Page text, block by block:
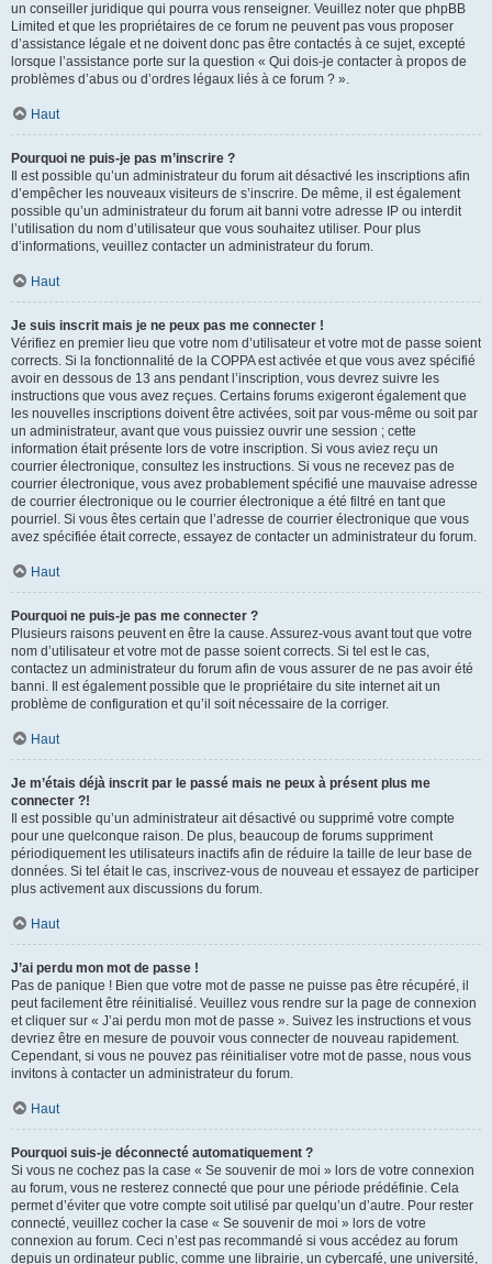
un conseiller juridique qui pourra vous renseigner. Veuillez noter que phpBB
Limited et que les propriétaires de ce forum ne peuvent pas vous proposer
d’assistance légale et ne doivent donc pas être contactés à ce sujet, excepté
lorsque l’assistance porte sur la question « Qui dois-je contacter à propos de
problèmes d’abus ou d’ordres légaux liés à ce forum ? ».
Haut
Pourquoi ne puis-je pas m’inscrire ?
Il est possible qu’un administrateur du forum ait désactivé les inscriptions afin
d’empêcher les nouveaux visiteurs de s’inscrire. De même, il est également
possible qu’un administrateur du forum ait banni votre adresse IP ou interdit
l’utilisation du nom d’utilisateur que vous souhaitez utiliser. Pour plus
d’informations, veuillez contacter un administrateur du forum.
Haut
Je suis inscrit mais je ne peux pas me connecter !
Vérifiez en premier lieu que votre nom d’utilisateur et votre mot de passe soient
corrects. Si la fonctionnalité de la COPPA est activée et que vous avez spécifié
avoir en dessous de 13 ans pendant l’inscription, vous devrez suivre les
instructions que vous avez reçues. Certains forums exigeront également que
les nouvelles inscriptions doivent être activées, soit par vous-même ou soit par
un administrateur, avant que vous puissiez ouvrir une session ; cette
information était présente lors de votre inscription. Si vous aviez reçu un
courrier électronique, consultez les instructions. Si vous ne recevez pas de
courrier électronique, vous avez probablement spécifié une mauvaise adresse
de courrier électronique ou le courrier électronique a été filtré en tant que
pourriel. Si vous êtes certain que l’adresse de courrier électronique que vous
avez spécifiée était correcte, essayez de contacter un administrateur du forum.
Haut
Pourquoi ne puis-je pas me connecter ?
Plusieurs raisons peuvent en être la cause. Assurez-vous avant tout que votre
nom d’utilisateur et votre mot de passe soient corrects. Si tel est le cas,
contactez un administrateur du forum afin de vous assurer de ne pas avoir été
banni. Il est également possible que le propriétaire du site internet ait un
problème de configuration et qu’il soit nécessaire de la corriger.
Haut
Je m’étais déjà inscrit par le passé mais ne peux à présent plus me
connecter ?!
Il est possible qu’un administrateur ait désactivé ou supprimé votre compte
pour une quelconque raison. De plus, beaucoup de forums suppriment
périodiquement les utilisateurs inactifs afin de réduire la taille de leur base de
données. Si tel était le cas, inscrivez-vous de nouveau et essayez de participer
plus activement aux discussions du forum.
Haut
J’ai perdu mon mot de passe !
Pas de panique ! Bien que votre mot de passe ne puisse pas être récupéré, il
peut facilement être réinitialisé. Veuillez vous rendre sur la page de connexion
et cliquer sur « J’ai perdu mon mot de passe ». Suivez les instructions et vous
devriez être en mesure de pouvoir vous connecter de nouveau rapidement.
Cependant, si vous ne pouvez pas réinitialiser votre mot de passe, nous vous
invitons à contacter un administrateur du forum.
Haut
Pourquoi suis-je déconnecté automatiquement ?
Si vous ne cochez pas la case « Se souvenir de moi » lors de votre connexion
au forum, vous ne resterez connecté que pour une période prédéfinie. Cela
permet d’éviter que votre compte soit utilisé par quelqu’un d’autre. Pour rester
connecté, veuillez cocher la case « Se souvenir de moi » lors de votre
connexion au forum. Ceci n’est pas recommandé si vous accédez au forum
depuis un ordinateur public, comme une librairie, un cybercafé, une université,